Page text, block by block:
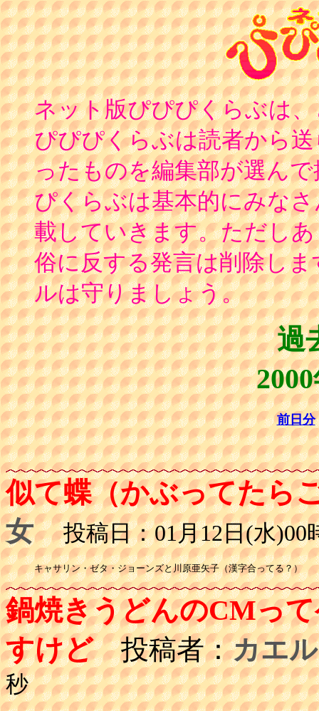
ネット版ぴぴぴくらぶは
ぴぴぴくらぶは読者から
ったものを編集部が選ん
ぴくらぶは基本的にみな
載していきます。ただし
俗に反する発言は削除し
ルは守りましょう。
過
前日分
似て蝶（かぶってたら
女 投稿日：01月12日(水)00
キャサリン・ゼタ・ジョーンズと川原亜矢子（漢字合ってる？）
鍋焼きうどんのCMっ
すけど投稿者：カエル
秒